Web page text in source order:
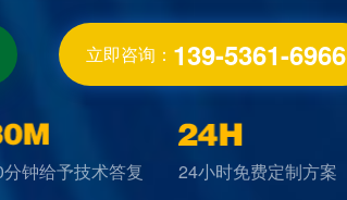
立即咨询： 139-5361-6966
钟给予技术答复 24小时免费定制方案